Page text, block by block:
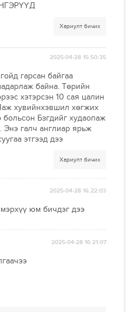
Хариулт бичих
2025-04-28 15:50:35
гарсан байгаа
байна. Төрийн
хэтэрсэн 10 сая цалин
хувийнхэвшил хөгжих
Бзгдийг худаопаж
Энэ галч англиар ярьж
этгээд дээ
Хариулт бичих
2025-04-28 16:22:03
юм бичдэг дээ
2025-04-28 16:21:07